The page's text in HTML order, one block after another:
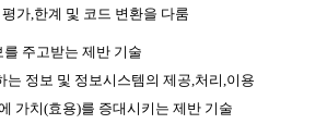
가,한계 및 코드 변환을 다룸
주고받는 제반 기술
는 정보 및 정보시스템의 제공,처리,이용
가치(효용)를 증대시키는 제반 기술